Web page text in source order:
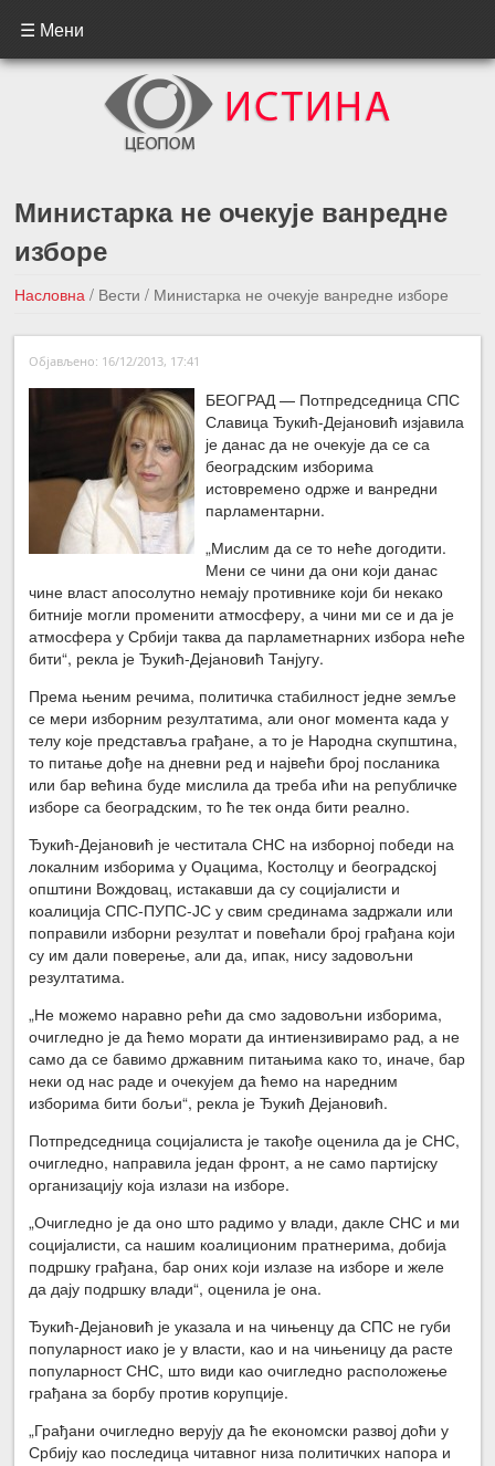
☰ Мени
Министарка не очекује ванредне
изборе
Насловна / Вести/ Министарка не очекује ванредне изборе
←Претходна вест
Следећа вест →
Објављено: 16/12/2013, 17:41
БЕОГРАД — Потпредседница СПС
Славица Ђукић-Дејановић изјавила
је данас да не очекује да се са
београдским изборима
истовремено одрже и ванредни
парламентарни.
„Мислим да се то неће догодити.
Мени се чини да они који данас
чине власт апосолутно немају противнике који би некако
битније могли променити атмосферу, а чини ми се и да је
атмосфера у Србији таква да парламетнарних избора неће
бити“, рекла је Ђукић-Дејановић Танјугу.
Према њеним речима, политичка стабилност једне земље
се мери изборним резултатима, али оног момента када у
телу које представља грађане, а то је Народна скупштина,
то питање дође на дневни ред и највећи број посланика
или бар већина буде мислила да треба ићи на републичке
изборе са београдским, то ће тек онда бити реално.
Ђукић-Дејановић је честитала СНС на изборној победи на
локалним изборима у Оџацима, Костолцу и београдској
општини Вождовац, истакавши да су социјалисти и
коалиција СПС-ПУПС-ЈС у свим срединама задржали или
поправили изборни резултат и повећали број грађана који
су им дали поверење, али да, ипак, нису задовољни
резултатима.
„Не можемо наравно рећи да смо задовољни изборима,
очигледно је да ћемо морати да интиензивирамо рад, а не
само да се бавимо државним питањима како то, иначе, бар
неки од нас раде и очекујем да ћемо на наредним
изборима бити бољи“, рекла је Ђукић Дејановић.
Потпредседница социјалиста је такође оценила да је СНС,
очигледно, направила један фронт, а не само партијску
организацију која излази на изборе.
„Очигледно је да оно што радимо у влади, дакле СНС и ми
социјалисти, са нашим коалиционим пратнерима, добија
подршку грађана, бар оних који излазе на изборе и желе
да дају подршку влади“, оценила је она.
Ђукић-Дејановић је указала и на чињенцу да СПС не губи
популарност иако је у власти, као и на чињеницу да расте
популарност СНС, што види као очигледно расположење
грађана за борбу против корупције.
„Грађани очигледно верују да ће економски развој доћи у
Србију као последица читавног низа политичких напора и